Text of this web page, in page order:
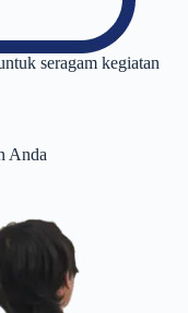
seragam kegiatan
Anda